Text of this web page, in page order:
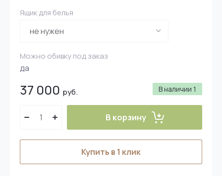
Ящик для белья
Можно обивку под заказ
да
В наличии 1
37 000 руб.
В корзину
Купить в 1 клик